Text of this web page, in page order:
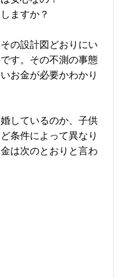
ますか？
の設計図どおりにい
す。その不測の事態
お金が必要かわかり
しているのか、子供
条件によって異なり
は次のとおりと言わ